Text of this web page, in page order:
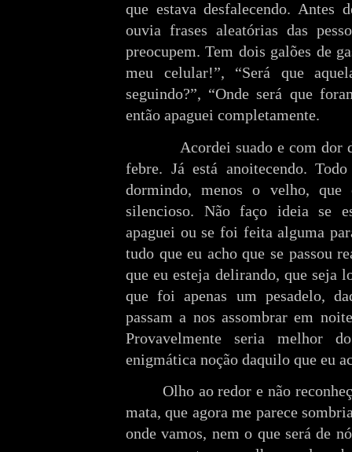
que estava desfalecendo. Antes
ouvia frases aleatórias das
preocupem. Tem dois galões de
meu celular!”, “Será que
seguindo?”, “Onde será que
então apaguei completamente.
Acordei suado e com dor de
febre. Já está anoitecendo.
dormindo, menos o velho, que
silencioso. Não faço ideia se
apaguei ou se foi feita alguma
tudo que eu acho que se passou
que eu esteja delirando, que seja
que foi apenas um pesadelo,
passam a nos assombrar em
Provavelmente seria melhor
enigmática noção daquilo que eu
Olho ao redor e não
mata, que agora me parece
onde vamos, nem o que será de